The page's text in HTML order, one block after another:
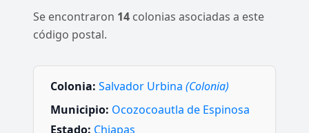
Se encontraron 14 colonias asociadas a este
código postal.
Colonia: Salvador Urbina (Colonia)
Municipio: Ocozocoautla de Espinosa
Estado: Chiapas